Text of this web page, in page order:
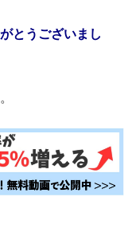
とうございまし